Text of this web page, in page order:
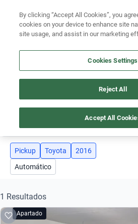
Encuentra el auto ideal para tu
Simular plan a meses
TOYOTA 2016 PICKUP
Busca por versión
Busca por año
Busca por marca
Busca por modelo
Busca por versión
Pickup Toyota
2016
Automático
1 Resultados
Apartado
By clicking “Accept All Cookies”, you
cookies on your device to enhance site
site usage, and assist in our marketing
Cookies Settings
Reject All
Accept All